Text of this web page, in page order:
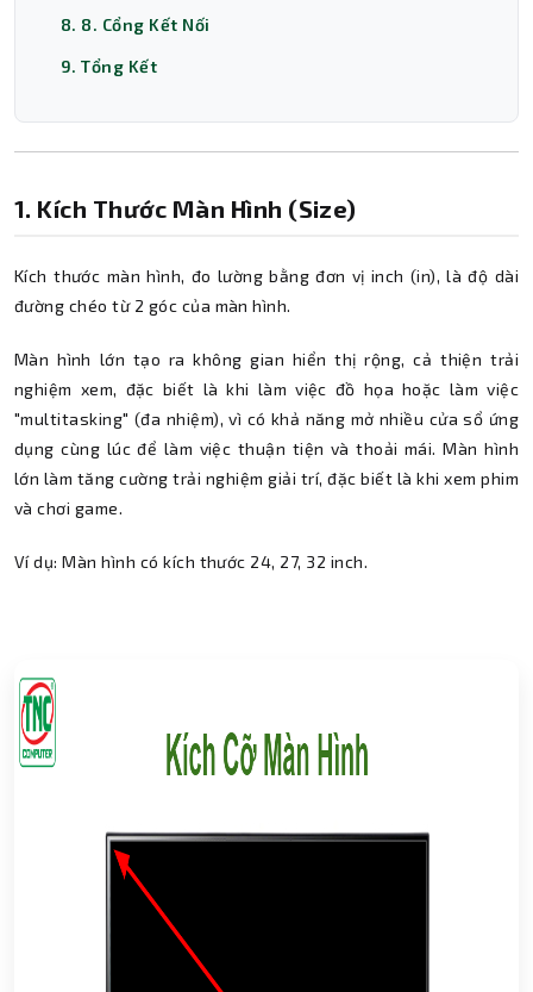
8. 8. Cổng Kết Nối
9. Tổng Kết
1. Kích Thước Màn Hình (Size)
Kích thước màn hình, đo lường bằng đơn vị inch (in), là độ dài
đường chéo từ 2 góc của màn hình.
Màn hình lớn tạo ra không gian hiển thị rộng, cả thiện trải
nghiệm xem, đặc biết là khi làm việc đồ họa hoặc làm việc
"multitasking" (đa nhiệm), vì có khả năng mở nhiều cửa sổ ứng
dụng cùng lúc để làm việc thuận tiện và thoải mái. Màn hình
lớn làm tăng cường trải nghiệm giải trí, đặc biết là khi xem phim
và chơi game.
Ví dụ: Màn hình có kích thước 24, 27, 32 inch.